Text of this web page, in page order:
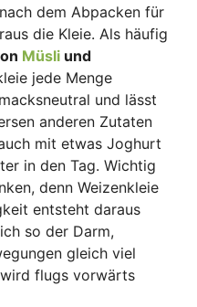
dem Abpacken für
die Kleie. Als häufig
Müsli und
jede Menge
und lässt
anderen Zutaten
mit etwas Joghurt
in den Tag. Wichtig
denn Weizenkleie
entsteht daraus
so der Darm,
gleich viel
flugs vorwärts